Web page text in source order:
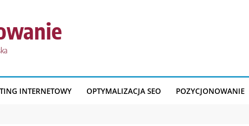
INTERNETOWY OPTYMALIZACJA SEO POZYCJONOWANIE